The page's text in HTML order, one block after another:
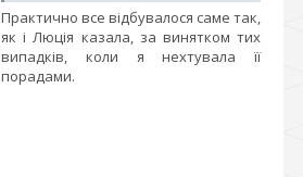
Практично все відбувалося саме так,
як і Люція казала, за винятком тих
випадків, коли я нехтувала її
порадами.